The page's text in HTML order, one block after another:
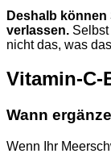
Deshalb
verlassen.
nicht das, was
Vitamin-C-
Wann
Wenn Ihr